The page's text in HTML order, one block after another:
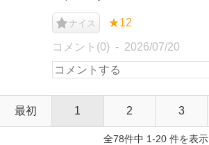
ナイス ★12
コメント(0) 2026/07/20
最初 1 2 3
全78件中 1-20 件を表示